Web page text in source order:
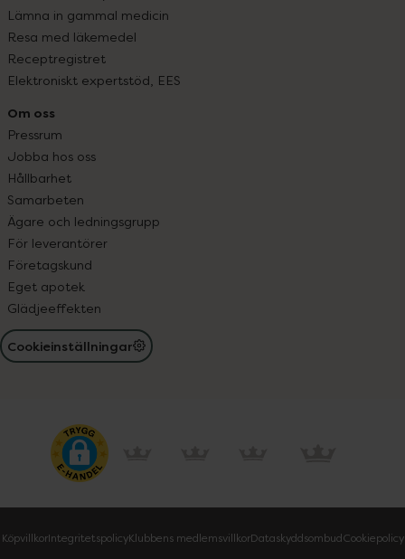
Lämna in gammal medicin
Resa med läkemedel
Receptregistret
Elektroniskt expertstöd, EES
Om oss
Pressrum
Jobba hos oss
Hållbarhet
Samarbeten
Ägare och ledningsgrupp
För leverantörer
Företagskund
Eget apotek
Glädjeeffekten
Cookieinställningar
KöpvillkorIntegritetspolicyKlubbens medlemsvillkorDataskyddsombudCookiepolicy